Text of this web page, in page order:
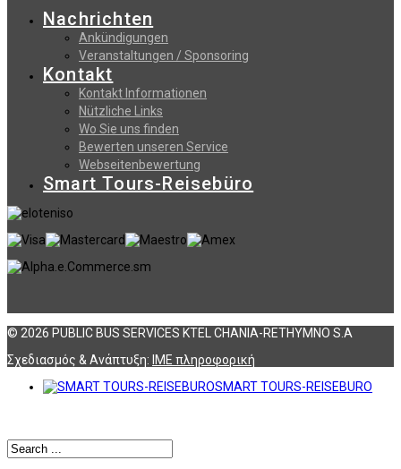
Nachrichten
Ankündigungen
Veranstaltungen / Sponsoring
Kontakt
Kontakt Informationen
Nützliche Links
Wo Sie uns finden
Bewerten unseren Service
Webseitenbewertung
Smart Tours-Reisebüro
© 2026 PUBLIC BUS SERVICES KTEL CHANIA-RETHYMNO S.A
Σχεδιασμός & Ανάπτυξη: ΙΜΕ πληροφορική
SMART TOURS-REISEBURO